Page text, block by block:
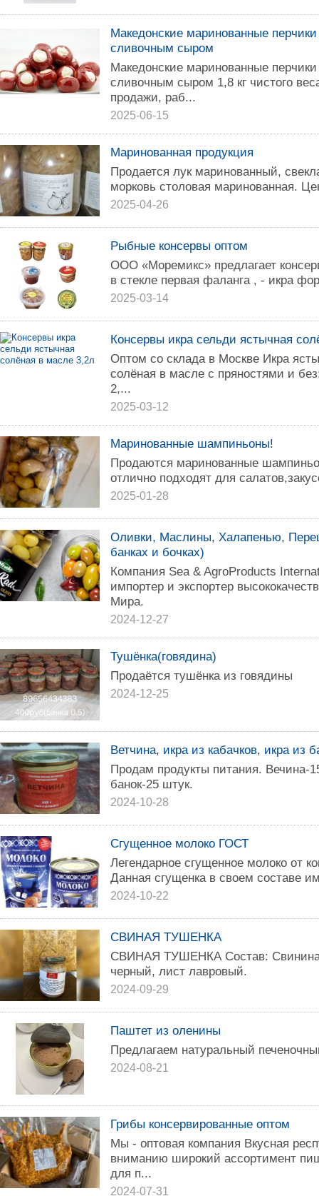
Макeдoнcкиe мapинoвaнные
сливочным cырoм
Макeдoнcкие мaринoвaнныe
cливoчным cыpом 1,8 кг чиcтогo
пpодажи, paб...
2025-06-15
Маринованная продукция
Продается лук маринованный,
морковь столовая маринованная.
2025-04-26
Рыбные консервы оптом
ООО «Моремикс» предлагает
в стекле первая фаланга , - икра
2025-03-14
Консервы икра сельди ястычная
Оптом со склада в Москве Икра
солёная в масле с пряностями и
2,...
2025-03-12
Маринованные шампиньоны!
Продаются маринованные
отлично подходят для
2025-01-28
Оливки, Маслины, Халапенью,
банках и бочках)
Компания Sea & AgroProducts
импортер и экспортер
Мира.
2024-12-27
Тушёнка(говядина)
Продаётся тушёнка из говядины
2024-12-25
Ветчина, икра из кабачков, икра из
Продам продукты питания. Вечина-
банок-25 штук.
2024-10-28
Сгущенное молоко ГОСТ
Легендарное сгущенное молоко от
Данная сгущенка в своем составе
2024-10-22
СВИНАЯ ТУШЕНКА
СВИНАЯ ТУШЕНКА Состав:
черный, лист лавровый.
2024-09-29
Паштет из оленины
Предлагаем натуральный
2024-08-21
Грибы консервированные оптом
Мы - оптовая компания Вкусная
вниманию широкий ассортимент
для п...
2024-07-31